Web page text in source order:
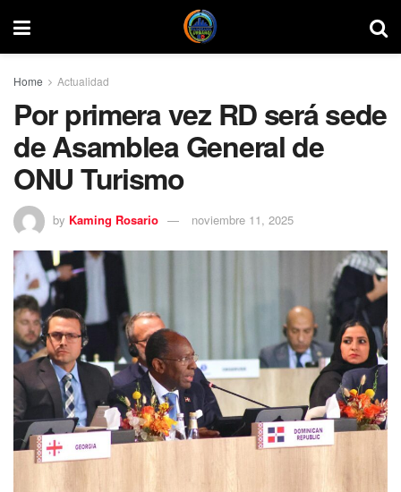
Home Actualidad
Por primera vez RD será sede
de Asamblea General de
ONU Turismo
by Kaming Rosario noviembre 11, 2025